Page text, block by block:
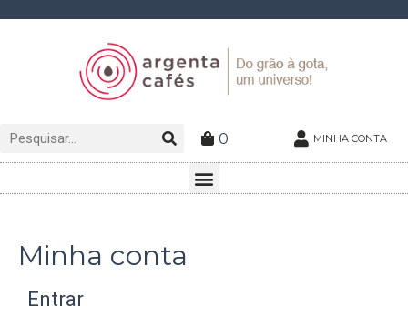
Pesquisar Pesquisar
0 MINHA CONTA
Menu
Minha conta
Entrar